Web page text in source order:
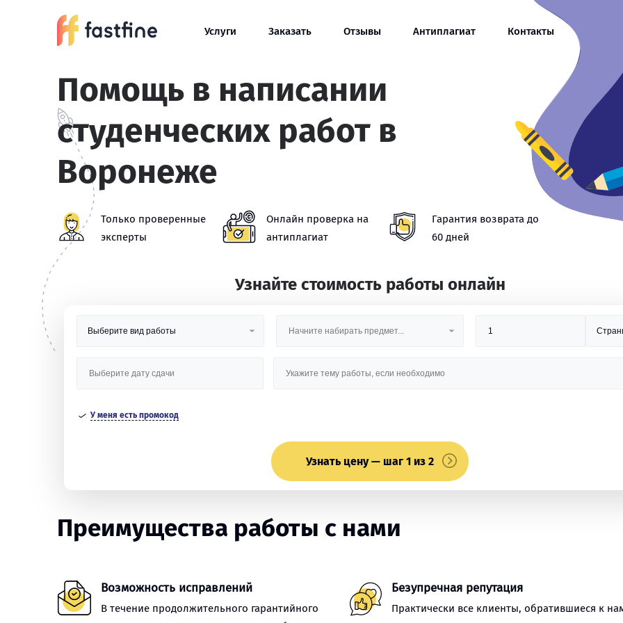
Услуги Заказать Отзывы Антиплагиат Контакты
Помощь в написании
студенческих работ в
Воронеже
Только проверенные
эксперты
Онлайн проверка на
антиплагиат
Гарантия возврата до
60 дней
Узнайте стоимость работы онлайн
У меня есть промокод
Узнать цену — шаг 1 из 2
Преимущества работы с нами
Возможность исправлений
В течение продолжительного гарантийного
Безупречная репутация
Практически все клиенты, обратившиеся к